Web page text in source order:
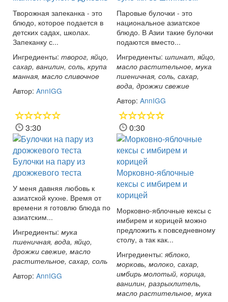
Творожная запеканка - это
блюдо, которое подается в
детских садах, школах.
Запеканку с...
Ингредиенты: творог, яйцо,
сахар, ванилин, соль, крупа
манная, масло сливочное
Автор: AnnIGG
Паровые булочки - это
национальное азиатское
блюдо. В Азии такие булочки
подаются вместо...
Ингредиенты: шпинат, яйцо,
масло растительное, мука
пшеничная, соль, сахар,
вода, дрожжи свежие
Автор: AnnIGG
3:30
Булочки на пару из
дрожжевого теста
У меня давняя любовь к
азиатской кухне. Время от
времени я готовлю блюда по
азиатским...
Ингредиенты: мука
пшеничная, вода, яйцо,
дрожжи свежие, масло
растительное, сахар, соль
Автор: AnnIGG
0:30
Морковно-яблочные
кексы с имбирем и
корицей
Морковно-яблочные кексы с
имбирем и корицей можно
предложить к повседневному
столу, а так как...
Ингредиенты: яблоко,
морковь, молоко, сахар,
имбирь молотый, корица,
ванилин, разрыхлитель,
масло растительное, мука